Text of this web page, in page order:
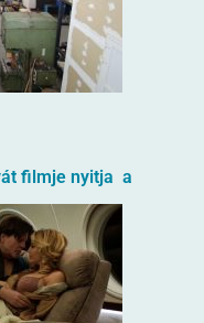
filmje nyitja a